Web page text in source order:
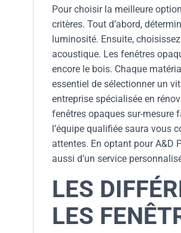
Pour choisir la meilleure
critères. Tout d’abord,
luminosité. Ensuite,
acoustique. Les fenêtres
encore le bois. Chaque
essentiel de sélectionner un
entreprise spécialisée en
fenêtres opaques sur-mesure
l’équipe qualifiée saura vous
attentes. En optant pour A&D
aussi d’un service
LES
LES